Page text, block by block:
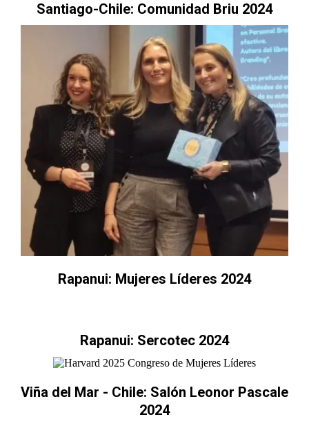
Santiago-Chile: Comunidad Briu 2024
Rapanui: Mujeres Líderes 2024
Rapanui: Sercotec 2024
Viña del Mar - Chile: Salón Leonor Pascale
2024